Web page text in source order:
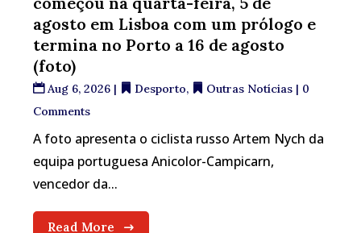
agosto em Lisboa com um prólogo e
termina no Porto a 16 de agosto
(foto)
Aug 6, 2026 | Desporto, Outras Notícias | 0
Comments
A foto apresenta o ciclista russo Artem Nych da
equipa portuguesa Anicolor-Campicarn,
vencedor da...
Read More